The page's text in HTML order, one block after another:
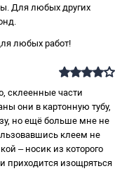
Для любых других
любых работ!
склеенные части
они в картонную тубу,
но ещё больше мне не
клеем не
– носик из которого
приходится изощряться